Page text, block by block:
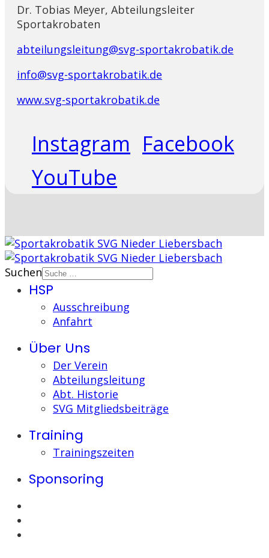
Dr. Tobias Meyer, Abteilungsleiter
Sportakrobaten
abteilungsleitung@svg-sportakrobatik.de
info@svg-sportakrobatik.de
www.svg-sportakrobatik.de
Instagram Facebook
YouTube
Suchen
HSP
Ausschreibung
Anfahrt
Über Uns
Der Verein
Abteilungsleitung
Abt. Historie
SVG Mitgliedsbeiträge
Training
Trainingszeiten
Sponsoring